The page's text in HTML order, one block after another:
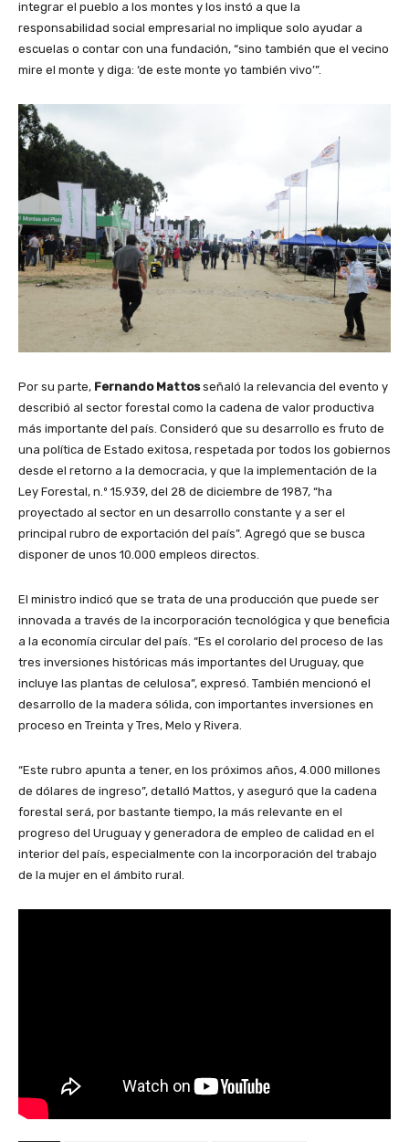
integrar el pueblo a los montes y los instó a que la
responsabilidad social empresarial no implique solo ayudar a
escuelas o contar con una fundación, “sino también que el vecino
mire el monte y diga: ‘de este monte yo también vivo’”.
Por su parte, Fernando Mattosseñaló la relevancia del evento y
describió al sector forestal como la cadena de valor productiva
más importante del país. Consideró que su desarrollo es fruto de
una política de Estado exitosa, respetada por todos los gobiernos
desde el retorno a la democracia, y que la implementación de la
Ley Forestal, n.º 15.939, del 28 de diciembre de 1987, “ha
proyectado al sector en un desarrollo constante y a ser el
principal rubro de exportación del país”. Agregó que se busca
disponer de unos 10.000 empleos directos.
El ministro indicó que se trata de una producción que puede ser
innovada a través de la incorporación tecnológica y que beneficia
a la economía circular del país. “Es el corolario del proceso de las
tres inversiones históricas más importantes del Uruguay, que
incluye las plantas de celulosa”, expresó. También mencionó el
desarrollo de la madera sólida, con importantes inversiones en
proceso en Treinta y Tres, Melo y Rivera.
“Este rubro apunta a tener, en los próximos años, 4.000 millones
de dólares de ingreso”, detalló Mattos, y aseguró que la cadena
forestal será, por bastante tiempo, la más relevante en el
progreso del Uruguay y generadora de empleo de calidad en el
interior del país, especialmente con la incorporación del trabajo
de la mujer en el ámbito rural.